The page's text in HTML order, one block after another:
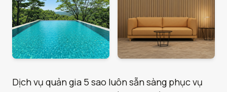
Dịch vụ quản gia 5 sao luôn sẵn sàng phục vụ